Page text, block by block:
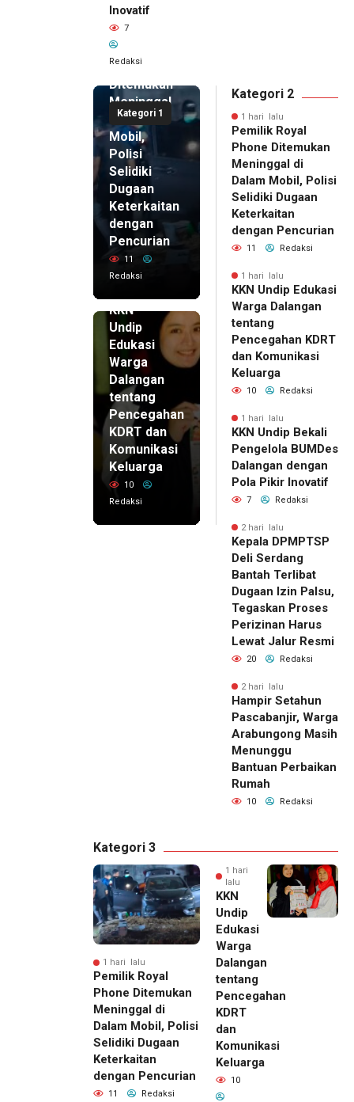
Inovatif
7
Redaksi
Kategori 1
1 hari lalu
Pemilik
Royal
Phone
Ditemukan
Meninggal
di Dalam
Mobil,
Polisi
Selidiki
Dugaan
Keterkaitan
dengan
Pencurian
11
Redaksi
KKN
Undip
Edukasi
Warga
Dalangan
tentang
Pencegahan
KDRT dan
Komunikasi
Keluarga
10
Redaksi
Kategori 2
1 hari lalu
Pemilik Royal
Phone Ditemukan
Meninggal di
Dalam Mobil, Polisi
Selidiki Dugaan
Keterkaitan
dengan Pencurian
11 Redaksi
1 hari lalu
KKN Undip Edukasi
Warga Dalangan
tentang
Pencegahan KDRT
dan Komunikasi
Keluarga
10 Redaksi
1 hari lalu
KKN Undip Bekali
Pengelola BUMDes
Dalangan dengan
Pola Pikir Inovatif
7 Redaksi
2 hari lalu
Kepala DPMPTSP
Deli Serdang
Bantah Terlibat
Dugaan Izin Palsu,
Tegaskan Proses
Perizinan Harus
Lewat Jalur Resmi
20 Redaksi
2 hari lalu
Hampir Setahun
Pascabanjir, Warga
Arabungong Masih
Menunggu
Bantuan Perbaikan
Rumah
10 Redaksi
Kategori 3
1 hari lalu
Pemilik Royal
Phone Ditemukan
Meninggal di
Dalam Mobil, Polisi
Selidiki Dugaan
Keterkaitan
dengan Pencurian
11 Redaksi
1 hari
lalu
KKN
Undip
Edukasi
Warga
Dalangan
tentang
Pencegahan
KDRT
dan
Komunikasi
Keluarga
10